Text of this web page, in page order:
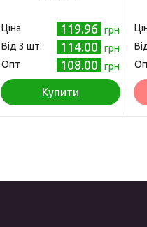
Ціна 119.96
грн
Від 3 шт.
114.00
грн
Опт
108.00 грн
Купити